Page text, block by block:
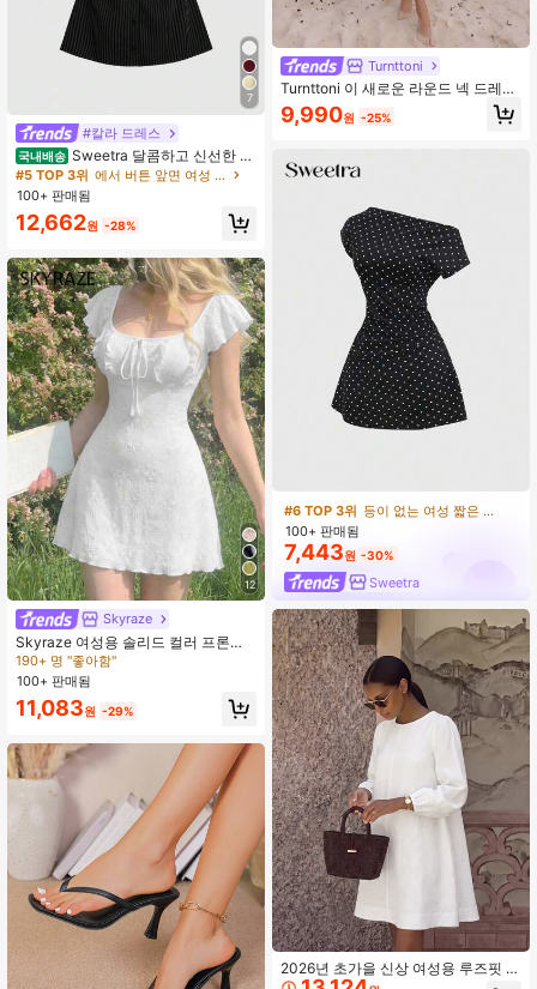
7
#칼라 드레스
국내배송 Sweetra 달콤하고 신선한 핑
크 반팔 셔츠 드레스, 허리 졸라매는
슬리밍 스타일리시 블라우스 드레스
여름용
#5 TOP 3위
에서 버튼 앞면 여성 드레스
200+ 명 "좋아함"
#5 TOP 3위
에서 버튼 앞면 여성 드레스
200+ 명 "좋아함"
#5 TOP 3위
에서 버튼 앞면 여성 드레스
200+ 명 "좋아함"
#5 TOP 3위
200+ 명 "좋아함"
100+ 판매됨
12,662원 -28%
12
Skyraze
Skyraze 여성용 솔리드 컬러 프론트
타이 러플 소매 패셔너블 미니 드레스
190+ 명 "좋아함"
100+ 판매됨
11,083원 -29%
Turnttoni
Turnttoni 이 새로운 라운드 넥 드레스
는 또한. 그것은. 슬림한 핏이 파티 우
아함을 연출합니다
9,990원 -25%
30+ 명 "좋은 원단 소재"
30+ 명 "좋은 원단 소재"
#6 TOP 3위
30+ 명 "좋은 원단 소재"
100+ 판매됨
7,443원 -30%
Sweetra
2026년 초가을 신상 여성용 루즈핏 미
니멀 라운드넥 랜턴 긴팔 드레스, 탄력